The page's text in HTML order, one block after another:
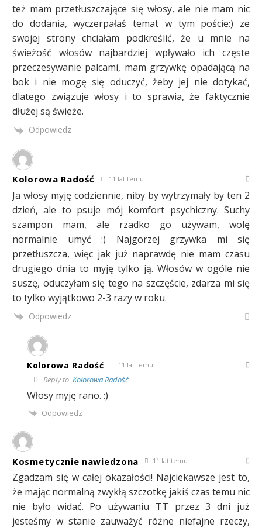
też mam przetłuszczające się włosy, ale nie mam nic
do dodania, wyczerpałaś temat w tym poście:) ze
swojej strony chciałam podkreślić, że u mnie na
świeżość włosów najbardziej wpływało ich częste
przeczesywanie palcami, mam grzywkę opadającą na
bok i nie mogę się oduczyć, żeby jej nie dotykać,
dlatego związuje włosy i to sprawia, że faktycznie
dłużej są świeże.
Odpowiedz
Kolorowa Radość 11 lat temu
Ja włosy myję codziennie, niby by wytrzymały by ten 2
dzień, ale to psuje mój komfort psychiczny. Suchy
szampon mam, ale rzadko go używam, wolę
normalnie umyć :) Najgorzej grzywka mi się
przetłuszcza, więc jak już naprawdę nie mam czasu
drugiego dnia to myję tylko ją. Włosów w ogóle nie
suszę, oduczyłam się tego na szczęście, zdarza mi się
to tylko wyjątkowo 2-3 razy w roku.
Odpowiedz
Kolorowa Radość 11 lat temu
Reply to Kolorowa Radość
Włosy myję rano. :)
Odpowiedz
Kosmetycznie nawiedzona 11 lat temu
Zgadzam się w całej okazałości! Najciekawsze jest to,
że mając normalną zwykłą szczotkę jakiś czas temu nic
nie było widać. Po używaniu TT przez 3 dni już
jesteśmy w stanie zauważyć różne niefajne rzeczy,